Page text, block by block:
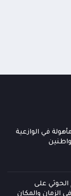
في الوازعية
على
الزمان والمكان